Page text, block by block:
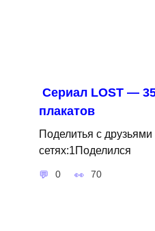
Cериал LOST —
плакатов
Поделитья с
сетях:1Поделился
0 70